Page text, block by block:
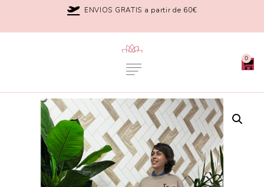
ENVIOS GRATIS a partir de 60€
0